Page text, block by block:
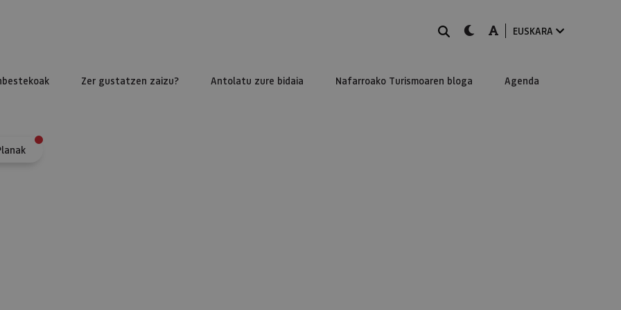
BILATUdark-mode
A-modeEUSKARA
Zer gustatzen zaizu? Antolatu zure bidaia Nafarroako Turismoaren bloga Agenda